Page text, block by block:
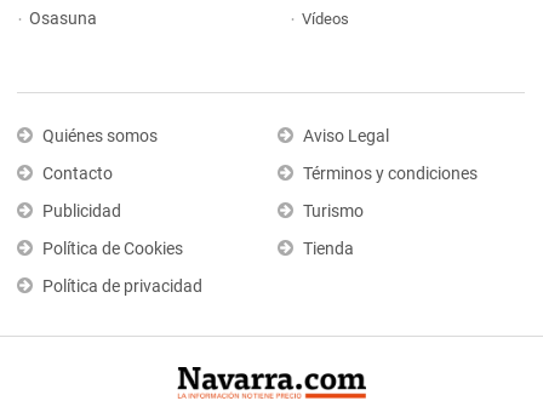
Osasuna
Vídeos
Quiénes somos
Contacto
Publicidad
Política de Cookies
Política de privacidad
Aviso Legal
Términos y condiciones
Turismo
Tienda